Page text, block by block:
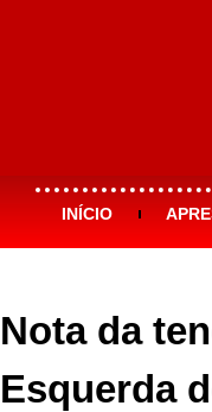
INÍCIO
Nota da
Esquerda